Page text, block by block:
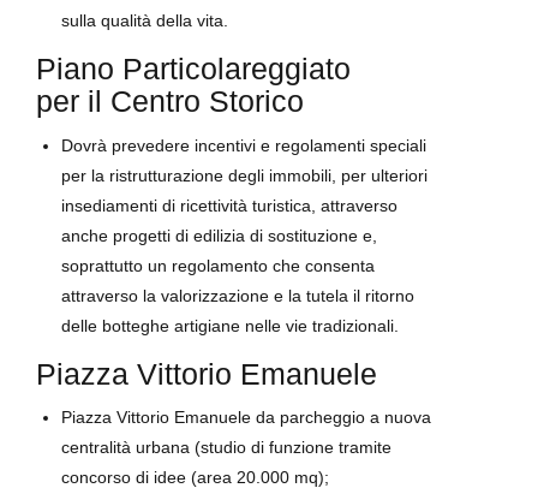
sulla qualità della vita.
Piano Particolareggiato
per il Centro Storico
Dovrà prevedere incentivi e regolamenti speciali
per la ristrutturazione degli immobili, per ulteriori
insediamenti di ricettività turistica, attraverso
anche progetti di edilizia di sostituzione e,
soprattutto un regolamento che consenta
attraverso la valorizzazione e la tutela il ritorno
delle botteghe artigiane nelle vie tradizionali.
Piazza Vittorio Emanuele
Piazza Vittorio Emanuele da parcheggio a nuova
centralità urbana (studio di funzione tramite
concorso di idee (area 20.000 mq);